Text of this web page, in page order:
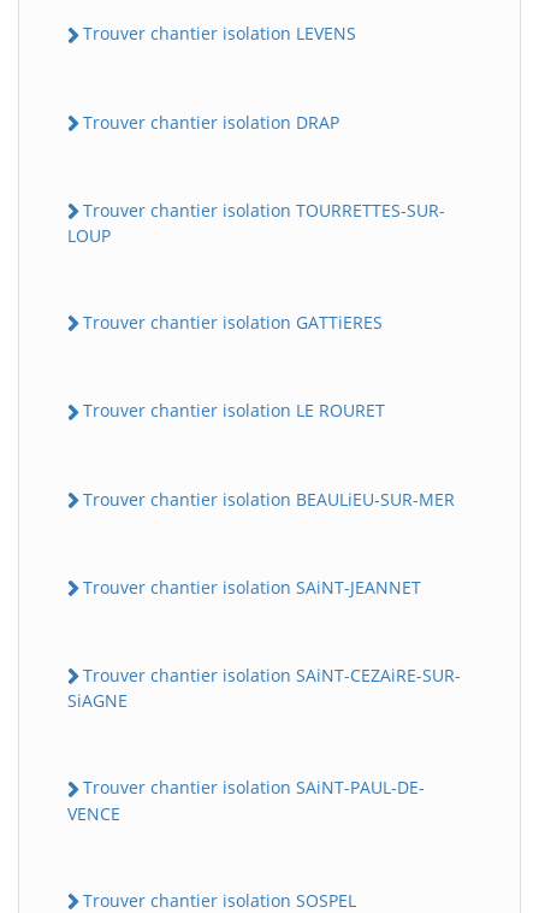
Trouver chantier isolation LEVENS
Trouver chantier isolation DRAP
Trouver chantier isolation TOURRETTES-SUR-
LOUP
Trouver chantier isolation GATTiERES
Trouver chantier isolation LE ROURET
Trouver chantier isolation BEAULiEU-SUR-MER
Trouver chantier isolation SAiNT-JEANNET
Trouver chantier isolation SAiNT-CEZAiRE-SUR-
SiAGNE
Trouver chantier isolation SAiNT-PAUL-DE-
VENCE
Trouver chantier isolation SOSPEL